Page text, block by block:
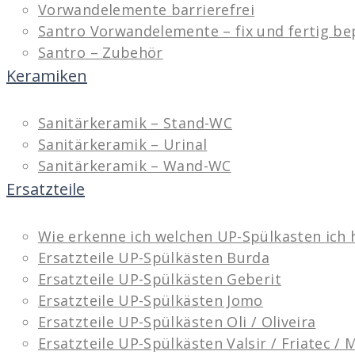
Vorwandelemente barrierefrei
Santro Vorwandelemente – fix und fertig
Santro – Zubehör
Keramiken
Sanitärkeramik – Stand-WC
Sanitärkeramik – Urinal
Sanitärkeramik – Wand-WC
Ersatzteile
Wie erkenne ich welchen UP-Spülkasten ich
Ersatzteile UP-Spülkästen Burda
Ersatzteile UP-Spülkästen Geberit
Ersatzteile UP-Spülkästen Jomo
Ersatzteile UP-Spülkästen Oli / Oliveira
Ersatzteile UP-Spülkästen Valsir / Friatec /